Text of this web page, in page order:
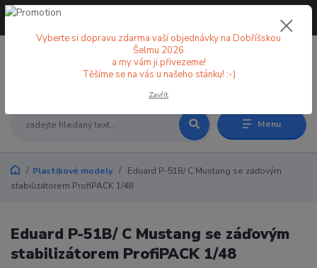
Menu
+420 773 998 582
Plastikové modely
Eduard P-51B/ C Mustang se záďovým
stabilizátorem ProfiPACK 1/48
Eduard P-51B/ C Mustang se záďovým
stabilizátorem ProfiPACK 1/48
Vyberte si dopravu zdarma vaší objednávky na Dobříšskou
Šelmu 2026
a my vám ji přivezeme!
Těšíme se na vás u našeho stánku! :-)
Zavřít